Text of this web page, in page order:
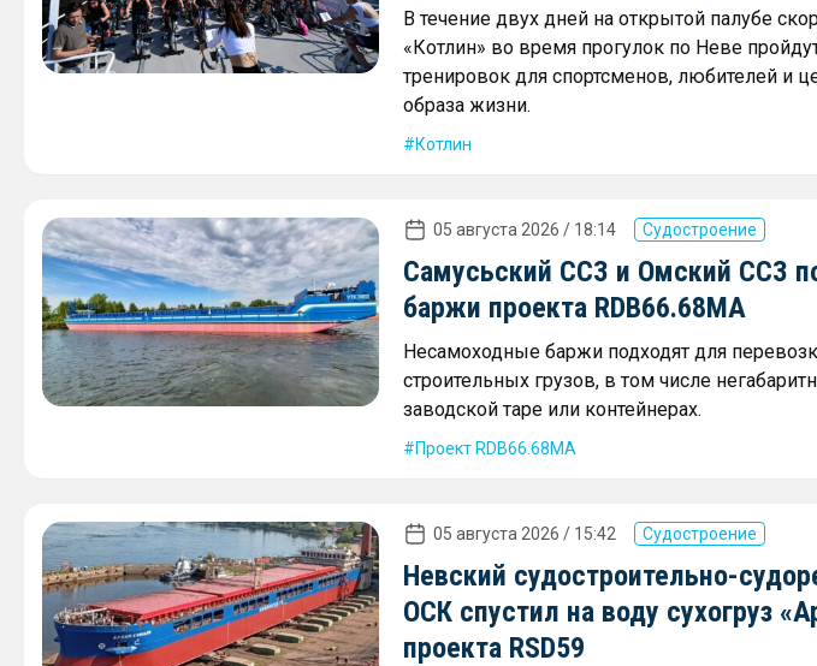
В течение двух дней на открытой палубе
«Котлин» во время прогулок по Неве
тренировок для спортсменов, любителей и
образа жизни.
Котлин
05 августа 2026 / 18:14 Судостроение
Самусьский ССЗ и Омский ССЗ
баржи проекта RDB66.68МА
Несамоходные баржи подходят для
строительных грузов, в том числе
заводской таре или контейнерах.
Проект RDB66.68МА
05 августа 2026 / 15:42 Судостроение
Невский судостроительно-
ОСК спустил на воду сухогруз
проекта RSD59